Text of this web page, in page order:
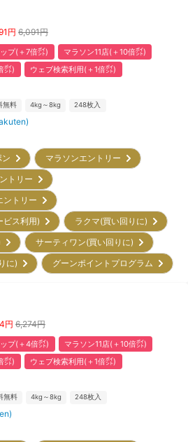
円 6,091円
プ(＋7倍㌽)
マラソン11店(＋10倍㌽)
㌽)
ウェブ検索利用(＋1倍㌽)
無料 4kg～8kg 248枚入
マラソンエントリー
ントリー
ントリー
ビス利用)
ラクマ(買い回りに)
)
サーティワン(買い回りに)
りに)
グーンポイントプログラム
円 6,274円
プ(＋4倍㌽)
マラソン11店(＋10倍㌽)
㌽)
ウェブ検索利用(＋1倍㌽)
無料 4kg～8kg 248枚入